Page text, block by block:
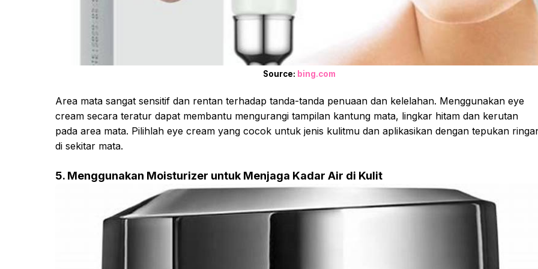
Source: bing.com
Area mata sangat sensitif dan rentan terhadap tanda-tanda penuaan dan kelelahan. Menggunakan eye
cream secara teratur dapat membantu mengurangi tampilan kantung mata, lingkar hitam dan kerutan
pada area mata. Pilihlah eye cream yang cocok untuk jenis kulitmu dan aplikasikan dengan tepukan
di sekitar mata.
5. Menggunakan Moisturizer untuk Menjaga Kadar Air di Kulit